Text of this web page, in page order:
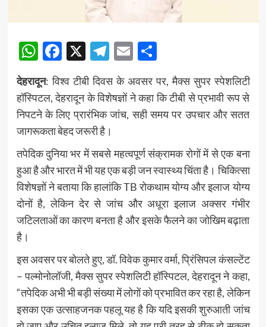
WhatsApp
Facebook
X Telegram
EmailShare
देहरादून: विश्व टीबी दिवस के अवसर पर, मैक्स सुपर स्पेशलिटी
हॉस्पिटल, देहरादून के विशेषज्ञों ने कहा कि टीबी से प्रभावी रूप से
निपटने के लिए प्रारंभिक जांच, सही समय पर उपचार और सतत
जागरूकता बेहद जरूरी है।
तपेदिक दुनिया भर में सबसे महत्वपूर्ण संक्रामक रोगों में से एक बना
हुआ है और भारत में भी यह एक बड़ी जन स्वास्थ्य चिंता है। चिकित्सा
विशेषज्ञों ने बताया कि हालांकि TB रोकथाम योग्य और इलाज योग्य
दोनों है, लेकिन देर से जांच और अधूरा इलाज अक्सर गंभीर
जटिलताओं का कारण बनता है और इसके फैलने का जोखिम बढ़ाता
है।
इस अवसर पर बोलते हुए, डॉ. विवेक कुमार वर्मा, प्रिंसिपल कंसल्टेंट
– पल्मोनोलॉजी, मैक्स सुपर स्पेशलिटी हॉस्पिटल, देहरादून ने कहा,
“तपेदिक अभी भी बड़ी संख्या में लोगों को प्रभावित कर रहा है, लेकिन
इसका एक उत्साहजनक पहलू यह है कि यदि इसकी शुरुआती जांच